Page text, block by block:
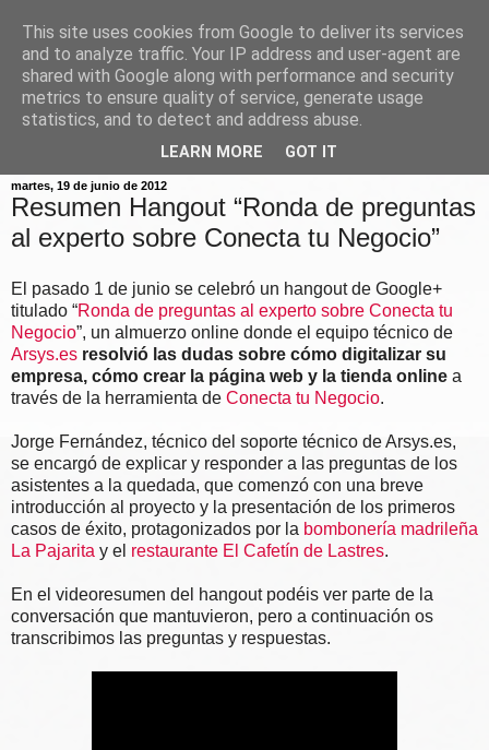
martes, 19 de junio de 2012
Resumen Hangout “Ronda de preguntas
al experto sobre Conecta tu Negocio”
El pasado 1 de junio se celebró un hangout de Google+
titulado “Ronda de preguntas al experto sobre Conecta tu
Negocio”, un almuerzo online donde el equipo técnico de
Arsys.es resolvió las dudas sobre cómo digitalizar su
empresa, cómo crear la página web y la tienda online a
través de la herramienta de Conecta tu Negocio.
Jorge Fernández, técnico del soporte técnico de Arsys.es,
se encargó de explicar y responder a las preguntas de los
asistentes a la quedada, que comenzó con una breve
introducción al proyecto y la presentación de los primeros
casos de éxito, protagonizados por la bombonería madrileña
La Pajarita y el restaurante El Cafetín de Lastres.
En el videoresumen del hangout podéis ver parte de la
conversación que mantuvieron, pero a continuación os
transcribimos las preguntas y respuestas.
This site uses cookies from Google to deliver its services
and to analyze traffic. Your IP address and user-agent are
shared with Google along with performance and security
metrics to ensure quality of service, generate usage
statistics, and to detect and address abuse.
LEARN MORE GOT IT